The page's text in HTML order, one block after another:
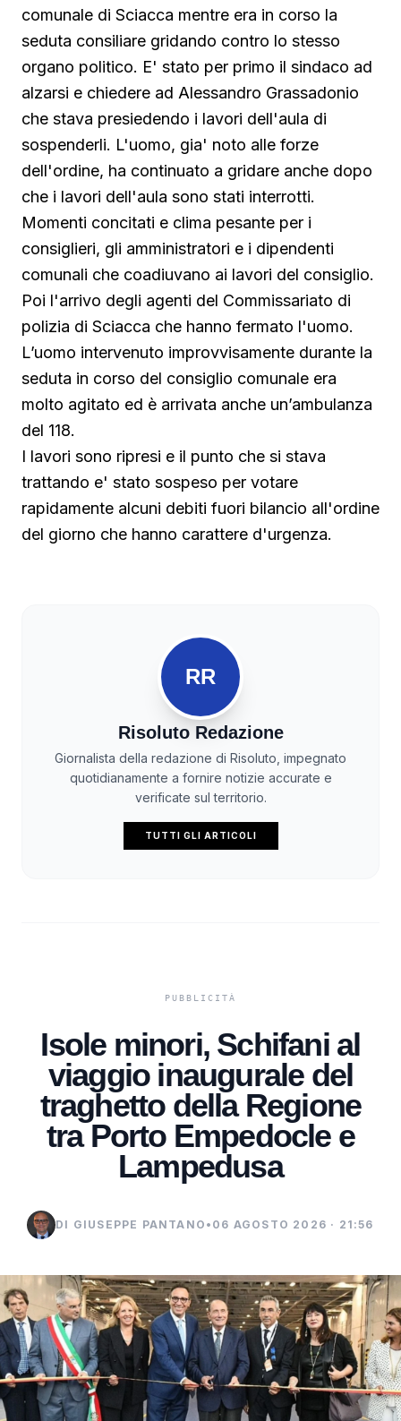
comunale di Sciacca mentre era in corso la
seduta consiliare gridando contro lo stesso
organo politico. E' stato per primo il sindaco ad
alzarsi e chiedere ad Alessandro Grassadonio
che stava presiedendo i lavori dell'aula di
sospenderli. L'uomo, gia' noto alle forze
dell'ordine, ha continuato a gridare anche dopo
che i lavori dell'aula sono stati interrotti.
Momenti concitati e clima pesante per i
consiglieri, gli amministratori e i dipendenti
comunali che coadiuvano ai lavori del consiglio.
Poi l'arrivo degli agenti del Commissariato di
polizia di Sciacca che hanno fermato l'uomo.
L’uomo intervenuto improvvisamente durante la
seduta in corso del consiglio comunale era
molto agitato ed è arrivata anche un’ambulanza
del 118.
I lavori sono ripresi e il punto che si stava
trattando e' stato sospeso per votare
rapidamente alcuni debiti fuori bilancio all'ordine
del giorno che hanno carattere d'urgenza.
RR
Risoluto Redazione
Giornalista della redazione di Risoluto, impegnato
quotidianamente a fornire notizie accurate e
verificate sul territorio.
TUTTI GLI ARTICOLI
Isole minori, Schifani al
viaggio inaugurale del
traghetto della Regione
tra Porto Empedocle e
Lampedusa
DI GIUSEPPE PANTANO • 06 AGOSTO 2026 · 21:56